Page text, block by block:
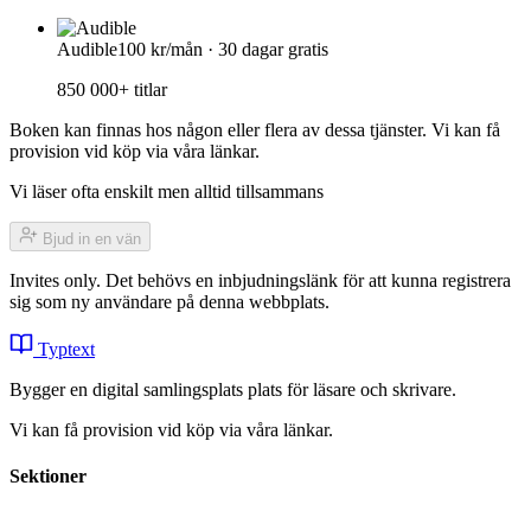
Audible100 kr/mån · 30 dagar gratis
850 000+ titlar
Boken kan finnas hos någon eller flera av dessa tjänster. Vi kan få
provision vid köp via våra länkar.
Vi läser ofta enskilt men alltid tillsammans
Bjud in en vän
Invites only. Det behövs en inbjudningslänk för att kunna registrera
sig som ny användare på denna webbplats.
Typtext
Bygger en digital samlingsplats plats för läsare och skrivare.
Vi kan få provision vid köp via våra länkar.
Sektioner